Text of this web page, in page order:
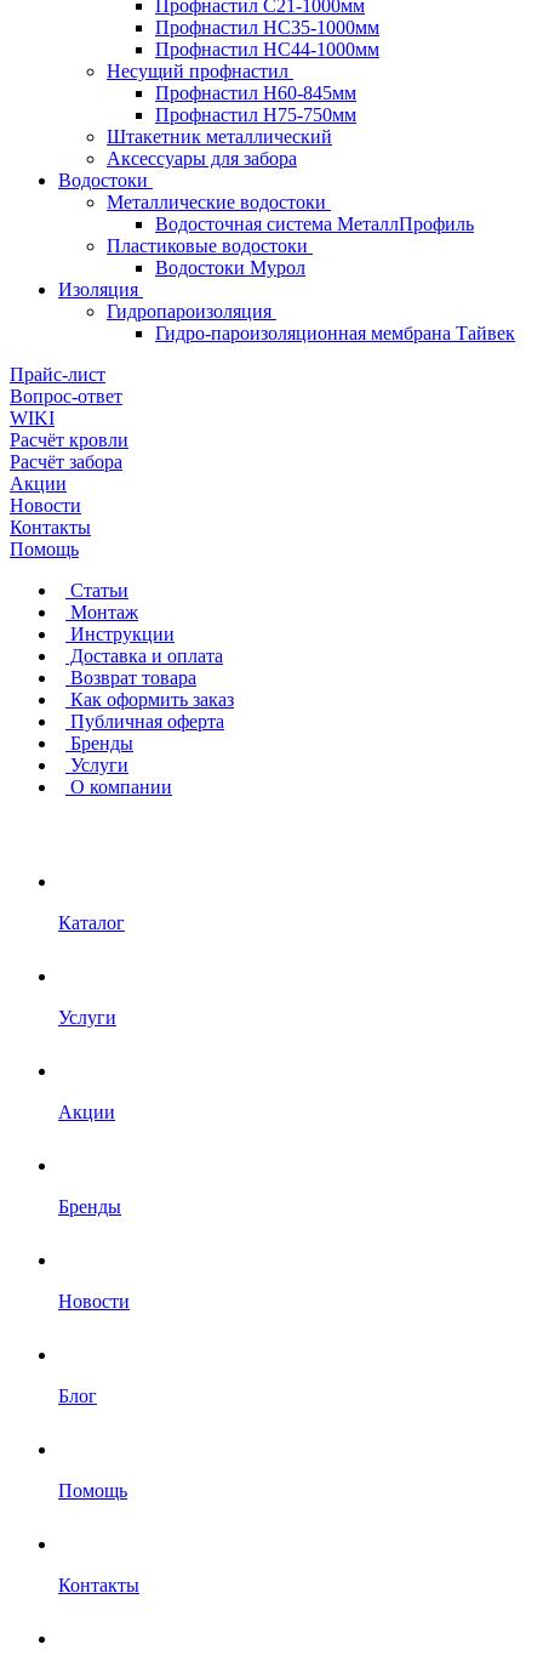
Профнастил С21-1000мм
Профнастил HC35-1000мм
Профнастил НС44-1000мм
Несущий профнастил
Профнастил Н60-845мм
Профнастил H75-750мм
Штакетник металлический
Аксессуары для забора
Водостоки
Металлические водостоки
Водосточная система МеталлПрофиль
Пластиковые водостоки
Водостоки Мурол
Изоляция
Гидропароизоляция
Гидро-пароизоляционная мембрана Тайвек
Прайс-лист
Вопрос-ответ
WIKI
Расчёт кровли
Расчёт забора
Акции
Новости
Контакты
Помощь
Статьи
Монтаж
Инструкции
Доставка и оплата
Возврат товара
Как оформить заказ
Публичная оферта
Бренды
Услуги
О компании
Каталог
Услуги
Акции
Бренды
Новости
Блог
Помощь
Контакты